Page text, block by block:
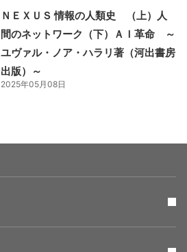
ＮＥＸＵＳ 情報の人類史 （上）人
間のネットワーク（下）ＡＩ革命 ～
ユヴァル・ノア・ハラリ著（河出書房
出版）～
2025年05月08日